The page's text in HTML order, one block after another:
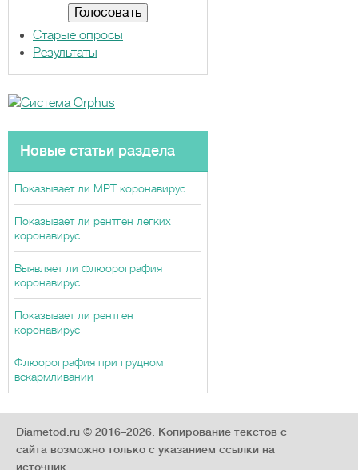
Старые опросы
Результаты
Новые статьи раздела
Показывает ли МРТ коронавирус
Показывает ли рентген легких
коронавирус
Выявляет ли флюорография
коронавирус
Показывает ли рентген
коронавирус
Флюорография при грудном
вскармливании
Diametod.ru © 2016–2026. Копирование текстов с
сайта возможно только с указанием ссылки на
источник.